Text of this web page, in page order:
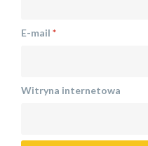
E-mail *
Witryna internetowa